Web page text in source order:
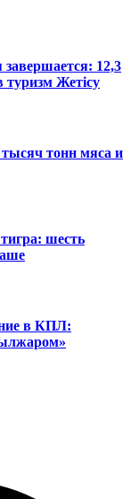
12,3
туризм Жетісу
тысяч тонн мяса и
шесть
в КПЛ: